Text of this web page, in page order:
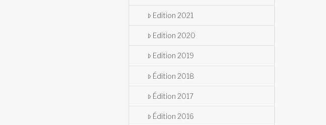
Edition 2021
Edition 2020
Edition 2019
Édition 2018
Édition 2017
Édition 2016